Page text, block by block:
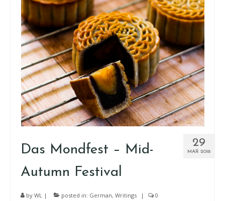
29
MAR 2018
Das Mondfest – Mid-
Autumn Festival
by WL | posted in: German, Writings | 0